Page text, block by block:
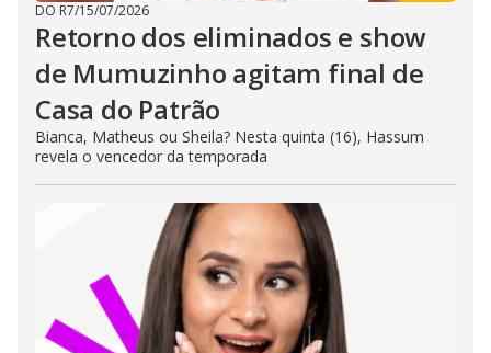
DO R7/15/07/2026
Retorno dos eliminados e show
de Mumuzinho agitam final de
Casa do Patrão
Bianca, Matheus ou Sheila? Nesta quinta (16), Hassum
revela o vencedor da temporada